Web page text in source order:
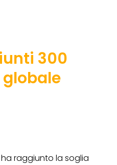
300
raggiunto la soglia